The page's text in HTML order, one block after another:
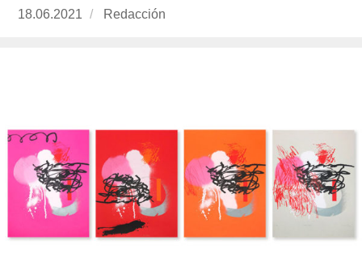
Publicado
18.06.2021 https://www.experimenta.es/author/redaccion/
Redacción